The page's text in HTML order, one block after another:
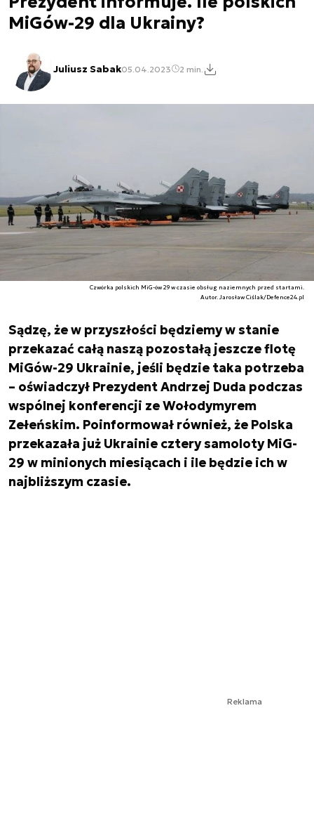
MiGów-29 dla Ukrainy?
Juliusz Sabak05.04.2023 2 min.
Czwórka polskich MiG-ów 29 w czasie obsług naziemnych przed startami.
Autor. Jarosław Ciślak/Defence24.pl
Sądzę, że w przyszłości będziemy w stanie
przekazać całą naszą pozostałą jeszcze flotę
MiGów-29 Ukrainie, jeśli będzie taka potrzeba
– oświadczył Prezydent Andrzej Duda podczas
wspólnej konferencji ze Wołodymyrem
Zełeńskim. Poinformował również, że Polska
przekazała już Ukrainie cztery samoloty MiG-
29 w minionych miesiącach i ile będzie ich w
najbliższym czasie.
Reklama